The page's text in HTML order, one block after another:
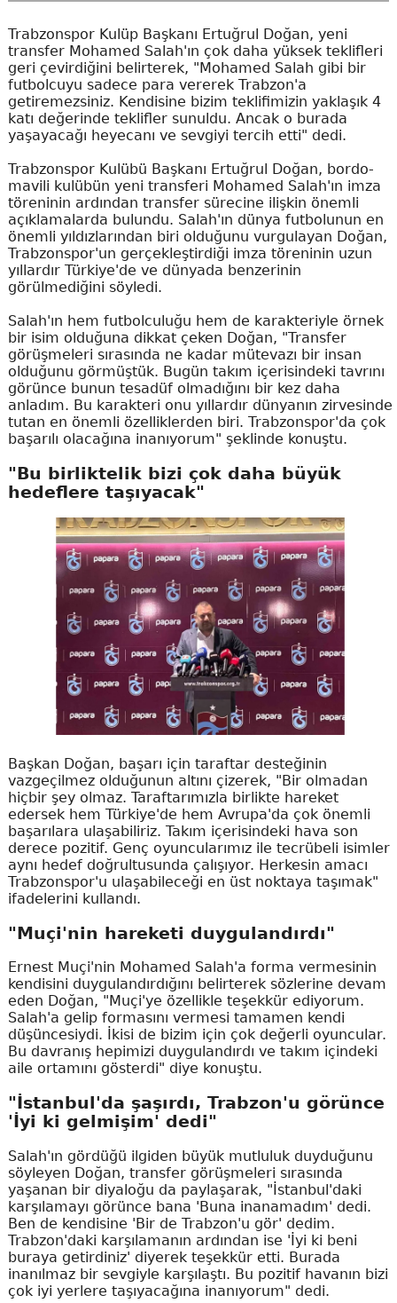
Trabzonspor Kulüp Başkanı Ertuğrul Doğan, yeni
transfer Mohamed Salah'ın çok daha yüksek teklifleri
geri çevirdiğini belirterek, "Mohamed Salah gibi bir
futbolcuyu sadece para vererek Trabzon'a
getiremezsiniz. Kendisine bizim teklifimizin yaklaşık 4
katı değerinde teklifler sunuldu. Ancak o burada
yaşayacağı heyecanı ve sevgiyi tercih etti" dedi.
Trabzonspor Kulübü Başkanı Ertuğrul Doğan, bordo-
mavili kulübün yeni transferi Mohamed Salah'ın imza
töreninin ardından transfer sürecine ilişkin önemli
açıklamalarda bulundu. Salah'ın dünya futbolunun en
önemli yıldızlarından biri olduğunu vurgulayan Doğan,
Trabzonspor'un gerçekleştirdiği imza töreninin uzun
yıllardır Türkiye'de ve dünyada benzerinin
görülmediğini söyledi.
Salah'ın hem futbolculuğu hem de karakteriyle örnek
bir isim olduğuna dikkat çeken Doğan, "Transfer
görüşmeleri sırasında ne kadar mütevazı bir insan
olduğunu görmüştük. Bugün takım içerisindeki tavrını
görünce bunun tesadüf olmadığını bir kez daha
anladım. Bu karakteri onu yıllardır dünyanın zirvesinde
tutan en önemli özelliklerden biri. Trabzonspor'da çok
başarılı olacağına inanıyorum" şeklinde konuştu.
"Bu birliktelik bizi çok daha büyük
hedeflere taşıyacak"
Başkan Doğan, başarı için taraftar desteğinin
vazgeçilmez olduğunun altını çizerek, "Bir olmadan
hiçbir şey olmaz. Taraftarımızla birlikte hareket
edersek hem Türkiye'de hem Avrupa'da çok önemli
başarılara ulaşabiliriz. Takım içerisindeki hava son
derece pozitif. Genç oyuncularımız ile tecrübeli isimler
aynı hedef doğrultusunda çalışıyor. Herkesin amacı
Trabzonspor'u ulaşabileceği en üst noktaya taşımak"
ifadelerini kullandı.
"Muçi'nin hareketi duygulandırdı"
Ernest Muçi'nin Mohamed Salah'a forma vermesinin
kendisini duygulandırdığını belirterek sözlerine devam
eden Doğan, "Muçi'ye özellikle teşekkür ediyorum.
Salah'a gelip formasını vermesi tamamen kendi
düşüncesiydi. İkisi de bizim için çok değerli oyuncular.
Bu davranış hepimizi duygulandırdı ve takım içindeki
aile ortamını gösterdi" diye konuştu.
"İstanbul'da şaşırdı, Trabzon'u görünce
'İyi ki gelmişim' dedi"
Salah'ın gördüğü ilgiden büyük mutluluk duyduğunu
söyleyen Doğan, transfer görüşmeleri sırasında
yaşanan bir diyaloğu da paylaşarak, "İstanbul'daki
karşılamayı görünce bana 'Buna inanamadım' dedi.
Ben de kendisine 'Bir de Trabzon'u gör' dedim.
Trabzon'daki karşılamanın ardından ise 'İyi ki beni
buraya getirdiniz' diyerek teşekkür etti. Burada
inanılmaz bir sevgiyle karşılaştı. Bu pozitif havanın bizi
çok iyi yerlere taşıyacağına inanıyorum" dedi.